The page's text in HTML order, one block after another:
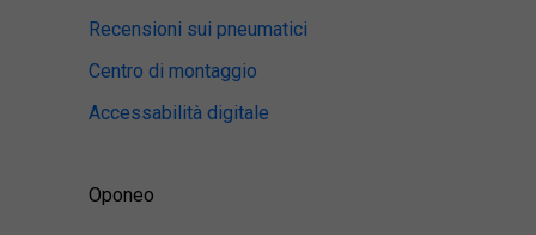
Recensioni sui pneumatici
Centro di montaggio
Accessabilità digitale
Oponeo